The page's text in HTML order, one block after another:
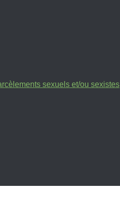
sexuels et/ou sexistes